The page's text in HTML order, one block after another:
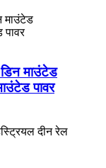
माउंटेड
पावर